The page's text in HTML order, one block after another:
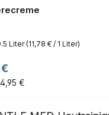
Liter(11,78 € / 1 Liter)
Preis:
€